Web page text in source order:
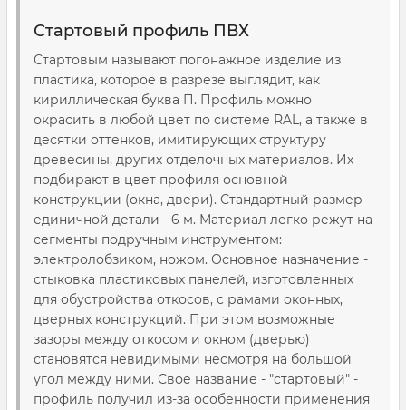
Стартовый профиль ПВХ
Стартовым называют погонажное изделие из
пластика, которое в разрезе выглядит, как
кириллическая буква П. Профиль можно
окрасить в любой цвет по системе RAL, а также в
десятки оттенков, имитирующих структуру
древесины, других отделочных материалов. Их
подбирают в цвет профиля основной
конструкции (окна, двери). Стандартный размер
единичной детали - 6 м. Материал легко режут на
сегменты подручным инструментом:
электролобзиком, ножом. Основное назначение -
стыковка пластиковых панелей, изготовленных
для обустройства откосов, с рамами оконных,
дверных конструкций. При этом возможные
зазоры между откосом и окном (дверью)
становятся невидимыми несмотря на большой
угол между ними. Свое название - "стартовый" -
профиль получил из-за особенности применения